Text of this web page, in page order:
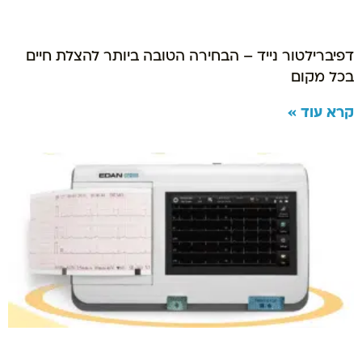
דפיברילטור נייד – הבחירה הטובה ביותר להצלת חיים
בכל מקום
קרא עוד »